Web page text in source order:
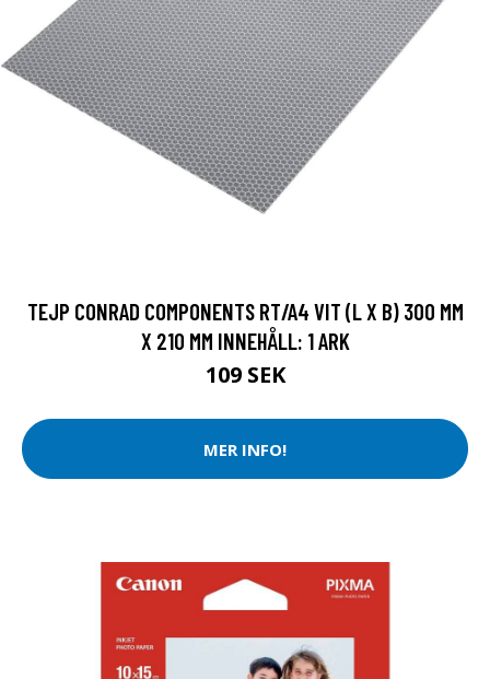
TEJP CONRAD COMPONENTS RT/A4 VIT (L X B) 300 MM
X 210 MM INNEHÅLL: 1 ARK
109 SEK
MER INFO!